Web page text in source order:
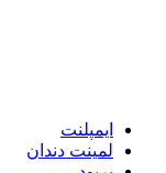
ایمپلنت
لمینت دندان